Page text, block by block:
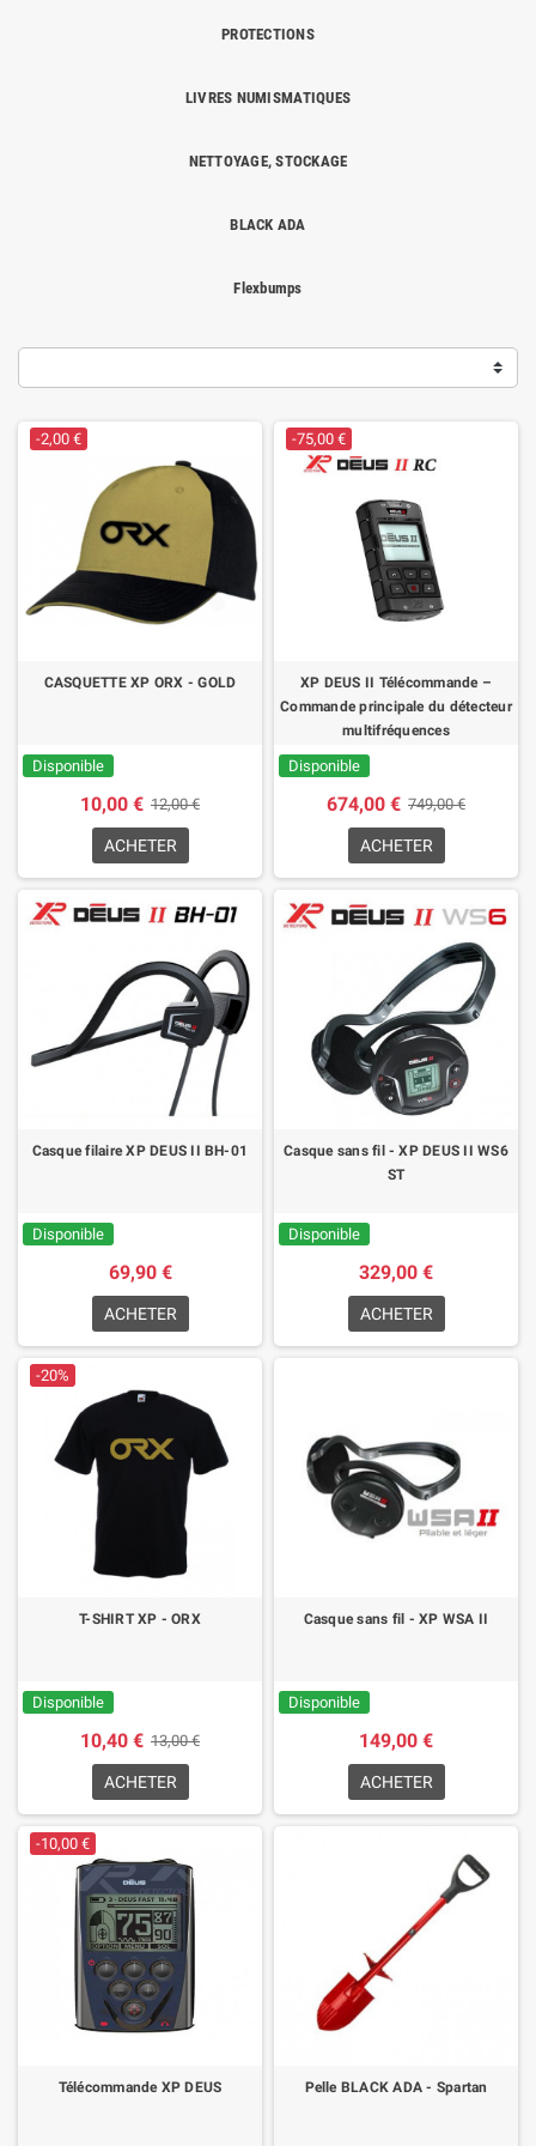
PROTECTIONS
LIVRES NUMISMATIQUES
NETTOYAGE, STOCKAGE
BLACK ADA
Flexbumps
-2,00 €
CASQUETTE XP ORX - GOLD
Disponible
10,00 € 12,00 €
ACHETER
-75,00 €
XP DEUS II Télécommande –
Commande principale du détecteur
multifréquences
Disponible
674,00 € 749,00 €
ACHETER
Casque filaire XP DEUS II BH-01
Disponible
69,90 €
ACHETER
Casque sans fil - XP DEUS II WS6
ST
Disponible
329,00 €
ACHETER
-20%
T-SHIRT XP - ORX
Disponible
10,40 € 13,00 €
ACHETER
Casque sans fil - XP WSA II
Disponible
149,00 €
ACHETER
-10,00 €
Télécommande XP DEUS Pelle BLACK ADA - Spartan